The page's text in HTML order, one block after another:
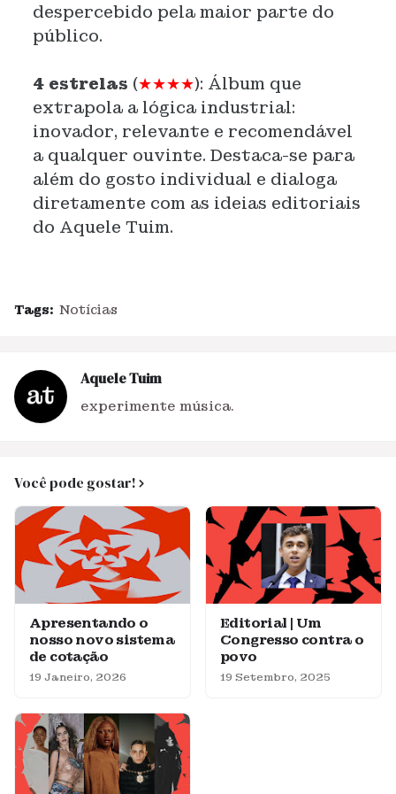
despercebido pela maior parte do
público.
4 estrelas (★★★★): Álbum que
extrapola a lógica industrial:
inovador, relevante e recomendável
a qualquer ouvinte. Destaca-se para
além do gosto individual e dialoga
diretamente com as ideias editoriais
do Aquele Tuim.
Tags: Notícias
Aquele Tuim
experimente música.
Você pode gostar!
Apresentando o
nosso novo sistema
de cotação
19 Janeiro, 2026
Editorial | Um
Congresso contra o
povo
19 Setembro, 2025